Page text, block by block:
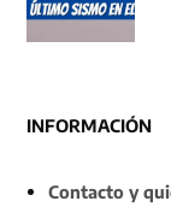
INFORMACIÓN
Contacto y